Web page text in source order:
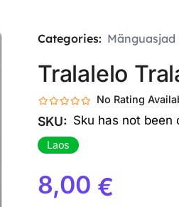
Categories: Mänguasjad
Tralalelo
No Rating
SKU: Sku has not been
Laos
8,00 €